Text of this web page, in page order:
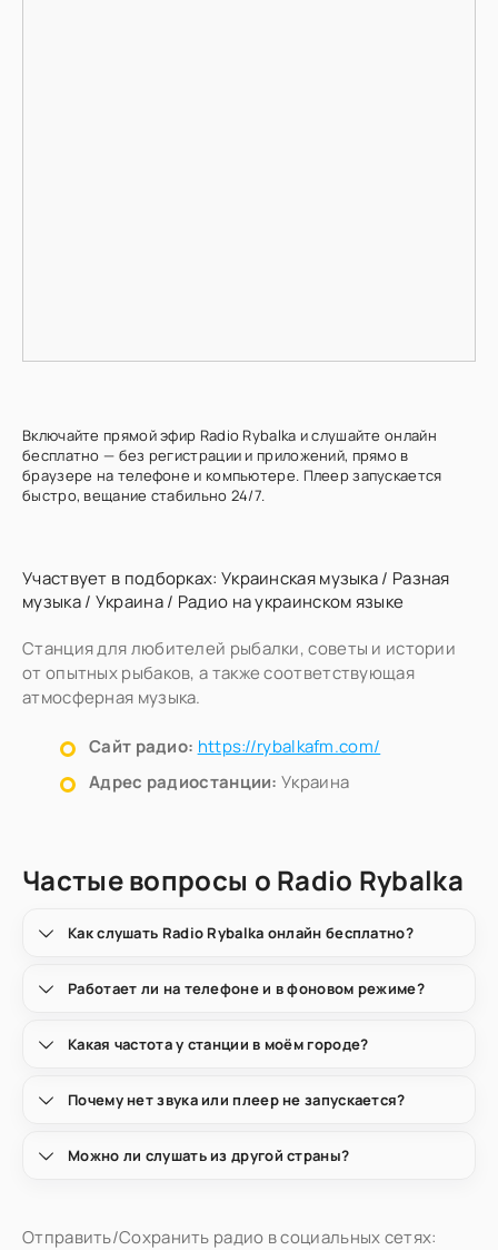
Включайте прямой эфир Radio Rybalka и слушайте онлайн
бесплатно — без регистрации и приложений, прямо в
браузере на телефоне и компьютере. Плеер запускается
быстро, вещание стабильно 24/7.
Участвует в подборках: Украинская музыка/ Разная
музыка/ Украина/ Радио на украинском языке
Станция для любителей рыбалки, советы и истории
от опытных рыбаков, а также соответствующая
атмосферная музыка.
Сайт радио: https://rybalkafm.com/
Адрес радиостанции: Украина
Частые вопросы о Radio Rybalka
Как слушать Radio Rybalka онлайн бесплатно?
Работает ли на телефоне и в фоновом режиме?
Какая частота у станции в моём городе?
Почему нет звука или плеер не запускается?
Можно ли слушать из другой страны?
Отправить/Сохранить радио в социальных сетях: